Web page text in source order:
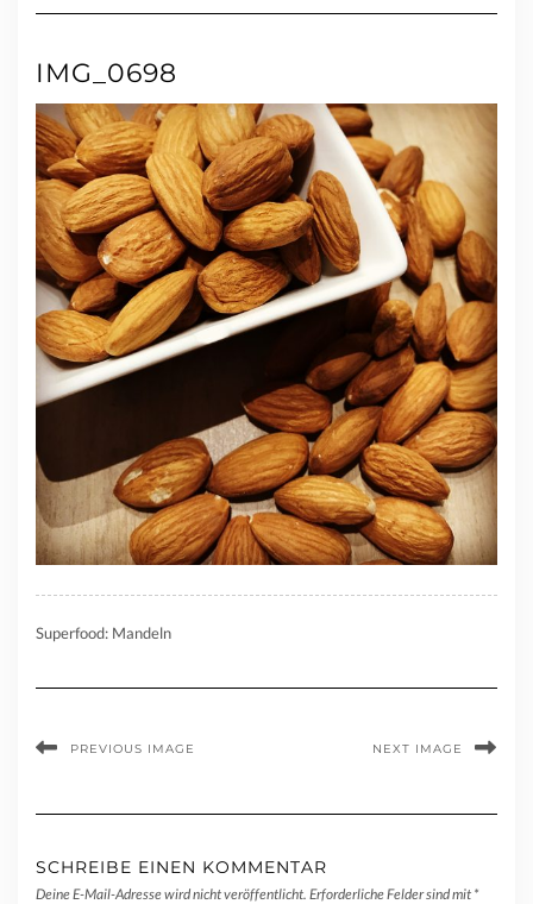
IMG_0698
Superfood: Mandeln
PREVIOUS IMAGE NEXT IMAGE
SCHREIBE EINEN KOMMENTAR
Deine E-Mail-Adresse wird nicht veröffentlicht. Erforderliche Felder sind mit *